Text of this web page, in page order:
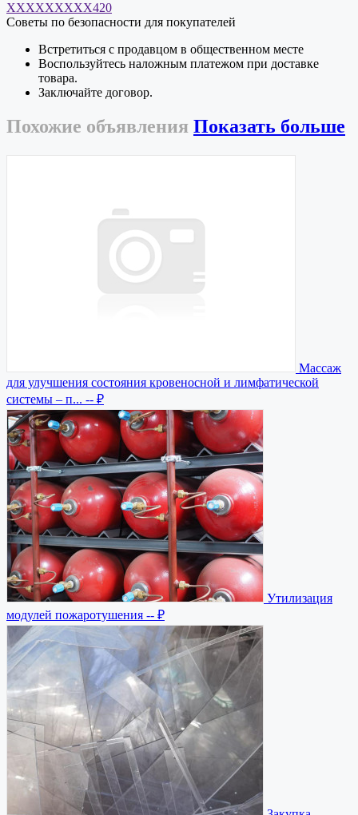
XXXXXXXXX420
Советы по безопасности для покупателей
Встретиться с продавцом в общественном месте
Воспользуйтесь наложным платежом при доставке
товара.
Заключайте договор.
Похожие объявления Показать больше
Массаж
для улучшения состояния кровеносной и лимфатической
системы – п... -- ₽
Утилизация
модулей пожаротушения -- ₽